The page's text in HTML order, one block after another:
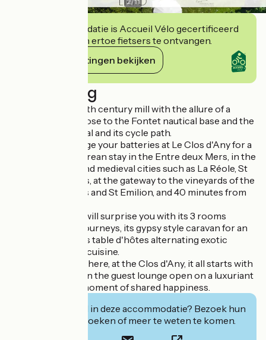
Deze accommodatie is Accueil Vélo gecertificeerd
en verbindt zich ertoe fietsers te ontvangen.
Haar verplichtingen bekijken
Beschrijving
Le Clos d'Any, a 12th century mill with the allure of a
Provençal mas, close to the Fontet nautical base and the
Garonne side canal and its cycle path.
Come and recharge your batteries at Le Clos d'Any for a
cultural and epicurean stay in the Entre deux Mers, in the
land of bastides and medieval cities such as La Réole, St
Macaire and Bazas, at the gateway to the vineyards of the
Graves, Sauternes and St Emilion, and 40 minutes from
The guest house will surprise you with its 3 rooms
evoking faraway journeys, its gypsy style caravan for an
unusual escape, its table d'hôtes alternating exotic
flavours and local cuisine.
As for the atmosphere, at the Clos d'Any, it all starts with
a musical aperitif in the guest lounge open on a luxuriant
vegetation, for a moment of shared happiness.
Geïnteresseerd in deze accommodatie? Bezoek hun
website om te boeken of meer te weten te komen.